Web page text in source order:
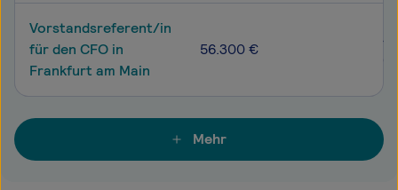
Vorstandsreferent/in
für den CFO in
Frankfurt am Main
56.300 €
Mehr